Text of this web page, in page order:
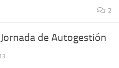
2
de Autogestión